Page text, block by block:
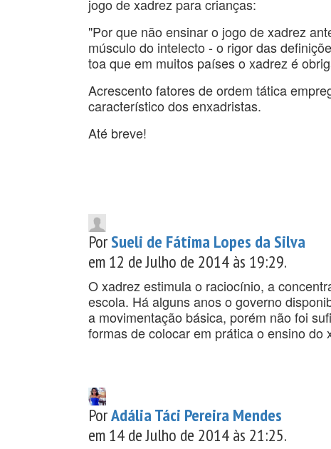
jogo de xadrez para crianças:
"Por que não ensinar o jogo de xadrez
músculo do intelecto - o rigor das
toa que em muitos países o xadrez é
Acrescento fatores de ordem tática
característico dos enxadristas.
Até breve!
PorSueli de Fátima Lopes da Silva
em 12 de Julho de 2014 às 19:29.
O xadrez estimula o raciocínio, a
escola. Há alguns anos o governo
a movimentação básica, porém não foi
formas de colocar em prática o ensino do
PorAdália Táci Pereira Mendes
em 14 de Julho de 2014 às 21:25.